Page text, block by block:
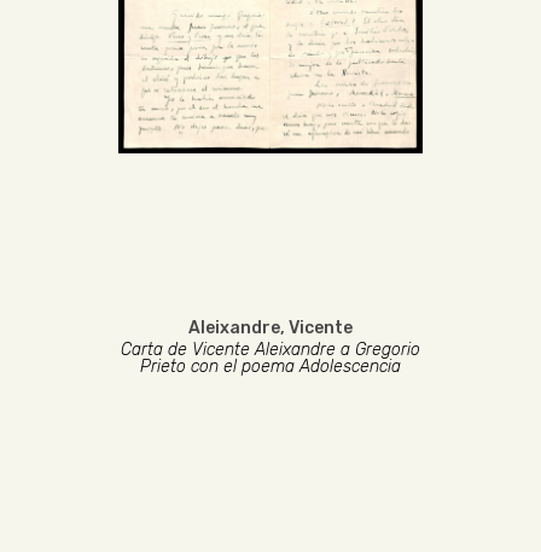
Aleixandre, Vicente
Carta de Vicente Aleixandre a Gregorio
Prieto con el poema Adolescencia